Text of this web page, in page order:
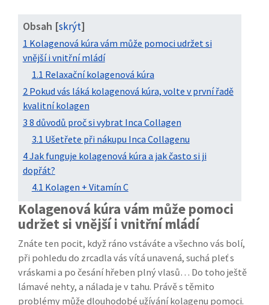
Obsah [skrýt]
1 Kolagenová kúra vám může pomoci udržet si
vnější i vnitřní mládí
1.1 Relaxační kolagenová kúra
2 Pokud vás láká kolagenová kúra, volte v první řadě
kvalitní kolagen
3 8 důvodů proč si vybrat Inca Collagen
3.1 Ušetřete při nákupu Inca Collagenu
4 Jak funguje kolagenová kúra a jak často si ji
dopřát?
4.1 Kolagen + Vitamín C
Kolagenová kúra vám může pomoci
udržet si vnější i vnitřní mládí
Znáte ten pocit, když ráno vstáváte a všechno vás bolí,
při pohledu do zrcadla vás vítá unavená, suchá pleť s
vráskami a po česání hřeben plný vlasů… Do toho ještě
lámavé nehty, a nálada je v tahu. Právě s těmito
problémy může dlouhodobé užívání kolagenu pomoci.